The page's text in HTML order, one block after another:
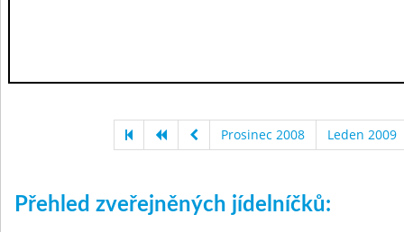
Prosinec 2008 Leden 2009
Přehled zveřejněných jídelníčků: